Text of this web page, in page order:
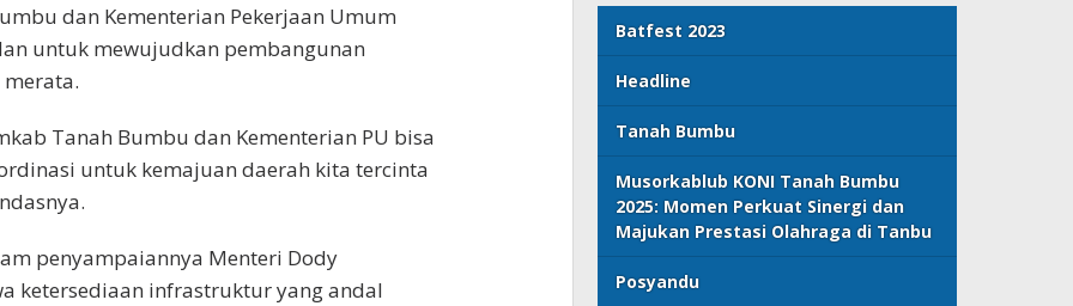
dan Kementerian Pekerjaan Umum
untuk mewujudkan pembangunan
Tanah Bumbu dan Kementerian PU bisa
untuk kemajuan daerah kita tercinta
penyampaiannya Menteri Dody
ketersediaan infrastruktur yang andal
Batfest 2023
Headline
Tanah Bumbu
Musorkablub KONI Tanah Bumbu
2025: Momen Perkuat Sinergi dan
Majukan Prestasi Olahraga di Tanbu
Posyandu